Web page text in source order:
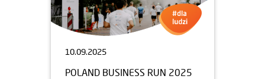
10.09.2025
POLAND BUSINESS RUN 2025